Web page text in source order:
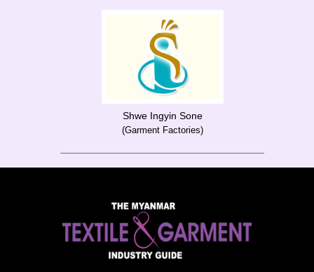
Shwe Ingyin Sone
(Garment Factories)